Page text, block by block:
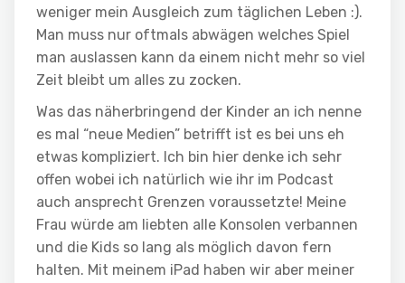
weniger mein Ausgleich zum täglichen Leben :).
Man muss nur oftmals abwägen welches Spiel
man auslassen kann da einem nicht mehr so viel
Zeit bleibt um alles zu zocken.
Was das näherbringend der Kinder an ich nenne
es mal “neue Medien” betrifft ist es bei uns eh
etwas kompliziert. Ich bin hier denke ich sehr
offen wobei ich natürlich wie ihr im Podcast
auch ansprecht Grenzen voraussetzte! Meine
Frau würde am liebten alle Konsolen verbannen
und die Kids so lang als möglich davon fern
halten. Mit meinem iPad haben wir aber meiner